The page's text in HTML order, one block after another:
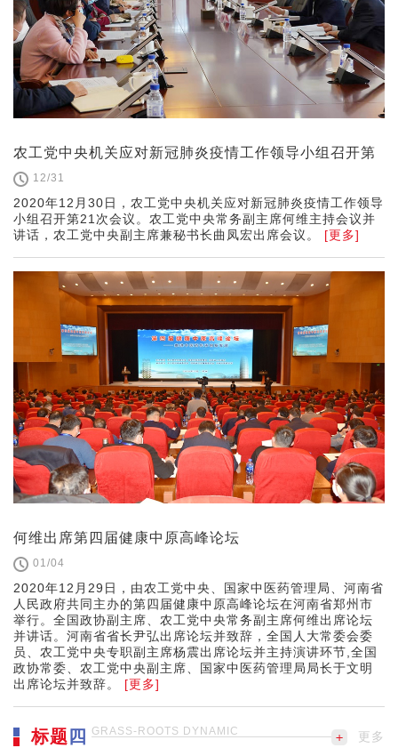
农工党中央机关应对新冠肺炎疫情工作领导小组召开第
21次会议
12/31
2020年12月30日，农工党中央机关应对新冠肺炎疫情工作领导
小组召开第21次会议。农工党中央常务副主席何维主持会议并
讲话，农工党中央副主席兼秘书长曲凤宏出席会议。 [更多]
何维出席第四届健康中原高峰论坛
01/04
2020年12月29日，由农工党中央、国家中医药管理局、河南省
人民政府共同主办的第四届健康中原高峰论坛在河南省郑州市
举行。全国政协副主席、农工党中央常务副主席何维出席论坛
并讲话。河南省省长尹弘出席论坛并致辞，全国人大常委会委
员、农工党中央专职副主席杨震出席论坛并主持演讲环节,全国
政协常委、农工党中央副主席、国家中医药管理局局长于文明
出席论坛并致辞。 [更多]
更多
标题 四 GRASS-ROOTS DYNAMIC